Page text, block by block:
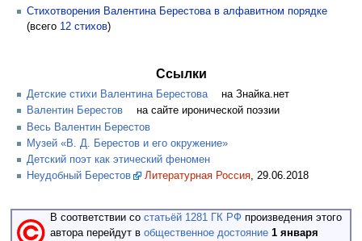
Стихотворения Валентина Берестова в алфавитном порядке
(всего 12 стихов)
Ссылки
Детские стихи Валентина Берестова
на Знайка.нет
Валентин Берестов
на сайте иронической поэзии
Весь Валентин Берестов
Музей «В. Д. Берестов и его окружение»
Детский поэт как этический феномен
Неудобный Берестов
Литературная Россия, 29.06.2018
В соответствии со статьёй 1281 ГК РФ произведения этого
автора перейдут в общественное достояние 1 января